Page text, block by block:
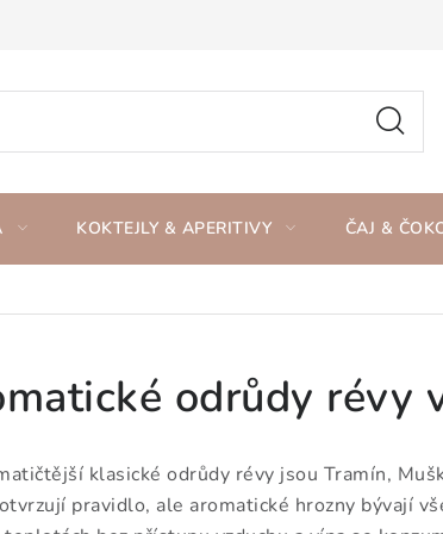
KOKTEJLY & APERITIVY ČAJ &
odrůdy révy
klasické odrůdy révy jsou Tramín,
pravidlo, ale aromatické hrozny bývají